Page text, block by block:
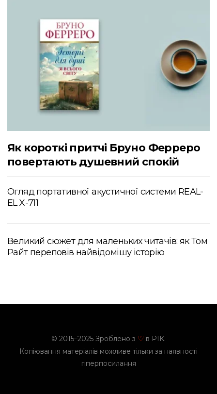
Як короткі притчі Бруно Ферреро
повертають душевний спокій
Огляд портативної акустичної системи REAL-
EL X-711
Великий сюжет для маленьких читачів: як Том
Райт переповів найвідомішу історію
© 2015–2025 Зроблено з ♡ в PIK.
Копіювання матеріалів можливе тільки за наявності
гіперпосилання